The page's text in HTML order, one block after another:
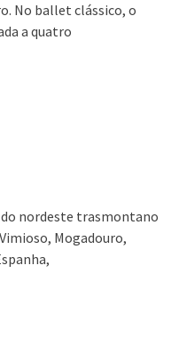
No ballet clássico, o
a quatro
nordeste trasmontano
Mogadouro,